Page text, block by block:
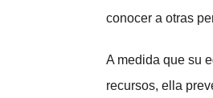
conocer a otras
A medida que su
recursos, ella